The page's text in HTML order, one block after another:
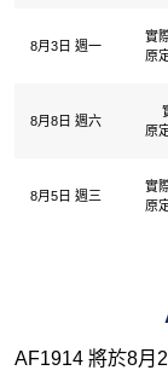
8月3日 週一
實
原
8月8日 週六
原
8月5日 週三
實
原
AF1914 將於8月